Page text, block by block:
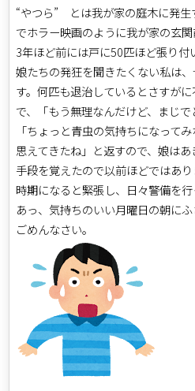
“やつら” とは我が家の庭木に発生
でホラー映画のように我が家の玄関
3年ほど前には戸に50匹ほど張り付
娘たちの発狂を聞きたくない私は
す。何匹も退治しているとさすが
で、「もう無理なんだけど、まじで
「ちょっと青虫の気持ちになって
思えてきたね」と返すので、娘は
手段を覚えたので以前ほどではあ
時期になると緊張し、日々警備を行
あっ、気持ちのいい月曜日の朝にふ
ごめんなさい。